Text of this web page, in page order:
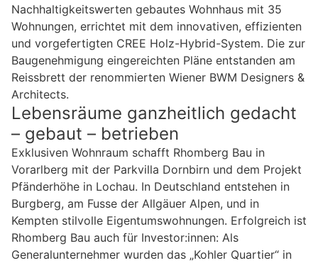
Nachhaltigkeitswerten gebautes Wohnhaus mit 35
Wohnungen, errichtet mit dem innovativen, effizienten
und vorgefertigten CREE Holz-Hybrid-System. Die zur
Baugenehmigung eingereichten Pläne entstanden am
Reissbrett der renommierten Wiener BWM Designers &
Architects.
Lebensräume ganzheitlich gedacht
– gebaut – betrieben
Exklusiven Wohnraum schafft Rhomberg Bau in
Vorarlberg mit der Parkvilla Dornbirn und dem Projekt
Pfänderhöhe in Lochau. In Deutschland entstehen in
Burgberg, am Fusse der Allgäuer Alpen, und in
Kempten stilvolle Eigentumswohnungen. Erfolgreich ist
Rhomberg Bau auch für Investor:innen: Als
Generalunternehmer wurden das „Kohler Quartier“ in